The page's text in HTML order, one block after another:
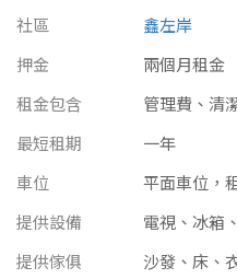
彰化縣
南投縣
雲林縣
20~30 坪
社區
鑫左岸
押金
兩個月租金
租金包含
管理費、清
最短租期
一年
車位
平面車位，
提供設備
電視、冰箱
提供傢俱
沙發、床、